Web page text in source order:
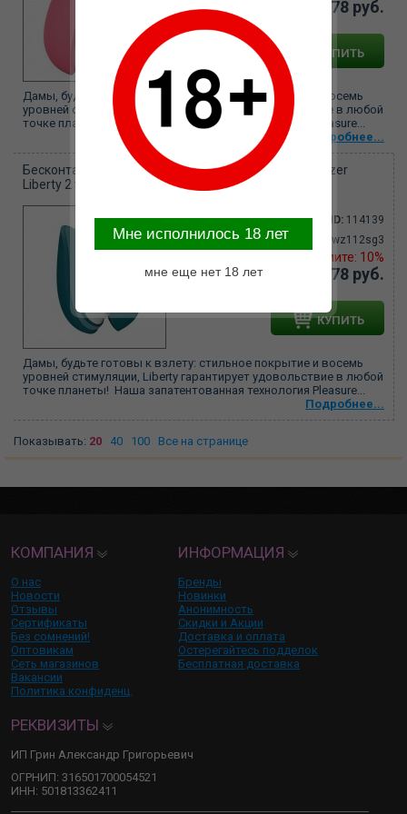
19278 руб.
КУПИТЬ
Дамы, будьте готовы к взлету: стильное покрытие и восемь
уровней стимуляции, Liberty гарантирует удовольствие в любой
точке планеты! Наша запатентованная технология Pleasure...
Подробнее...
Бесконтактный клиторальный стимулятор Womanizer
Liberty 2 темно-бирюзовый, wz112sg3
ID: 114139
Артикул:
wz112sg3
Вы экономите: 10%
19278 руб.
КУПИТЬ
Дамы, будьте готовы к взлету: стильное покрытие и восемь
уровней стимуляции, Liberty гарантирует удовольствие в любой
точке планеты! Наша запатентованная технология Pleasure...
Подробнее...
Показывать: 20 40 100 Все на странице
КОМПАНИЯ
О нас
Новости
Отзывы
Сертификаты
Без сомнений!
Оптовикам
Сеть магазинов
Вакансии
Политика конфиденц.
ИНФОРМАЦИЯ
Бренды
Новинки
Анонимность
Скидки и Акции
Доставка и оплата
Остерегайтесь подделок
Бесплатная доставка
РЕКВИЗИТЫ
ИП Грин Александр Григорьевич
ОГРНИП: 316501700054521
ИНН: 501813362411
Mне исполнилось 18 лет
мне еще нет 18 лет